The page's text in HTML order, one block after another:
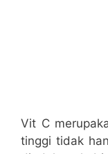
Vit C
tinggi tidak